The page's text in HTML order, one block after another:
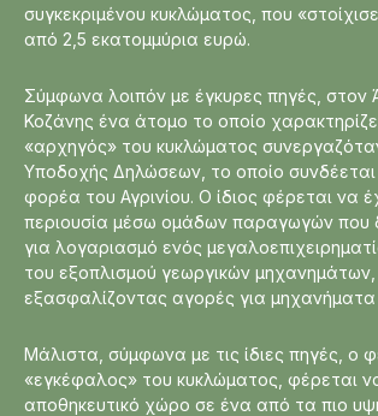
συγκεκριμένου κυκλώματος, που
από 2,5 εκατομμύρια ευρώ.
Σύμφωνα λοιπόν με έγκυρες πηγές, στον
Κοζάνης ένα άτομο το οποίο
«αρχηγός» του κυκλώματος
Υποδοχής Δηλώσεων, το οποίο συνδέεται
φορέα του Αγρινίου. Ο ίδιος φέρεται να
περιουσία μέσω ομάδων παραγωγών που
για λογαριασμό ενός
του εξοπλισμού γεωργικών μηχανημάτων,
εξασφαλίζοντας αγορές για μηχανήματα
Μάλιστα, σύμφωνα με τις ίδιες πηγές, ο
«εγκέφαλος» του κυκλώματος, φέρεται να
αποθηκευτικό χώρο σε ένα από τα πιο